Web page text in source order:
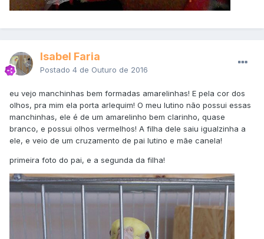
Isabel Faria
Postado 4 de Outuro de 2016
eu vejo manchinhas bem formadas amarelinhas! E pela cor dos
olhos, pra mim ela porta arlequim! O meu lutino não possui essas
manchinhas, ele é de um amarelinho bem clarinho, quase
branco, e possui olhos vermelhos! A filha dele saiu igualzinha a
ele, e veio de um cruzamento de pai lutino e mãe canela!
primeira foto do pai, e a segunda da filha!